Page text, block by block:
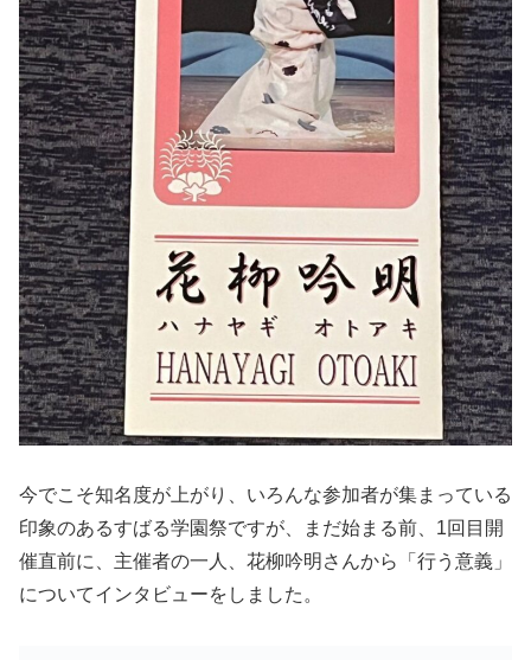
今でこそ知名度が上がり、いろんな参加者が集まっている
印象のあるすばる学園祭ですが、まだ始まる前、1回目開
催直前に、主催者の一人、花柳吟明さんから「行う意義」
についてインタビューをしました。